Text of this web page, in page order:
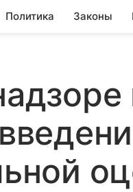
Политика Законы